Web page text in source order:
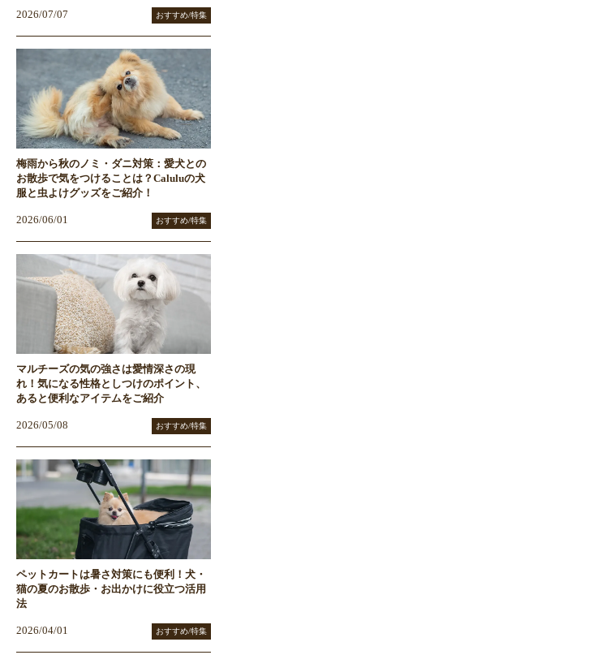
2026/07/07 おすすめ/特集
梅雨から秋のノミ・ダニ対策：愛犬との
お散歩で気をつけることは？Caluluの犬
服と虫よけグッズをご紹介！
2026/06/01 おすすめ/特集
マルチーズの気の強さは愛情深さの現
れ！気になる性格としつけのポイント、
あると便利なアイテムをご紹介
2026/05/08 おすすめ/特集
ペットカートは暑さ対策にも便利！犬・
猫の夏のお散歩・お出かけに役立つ活用
法
2026/04/01 おすすめ/特集